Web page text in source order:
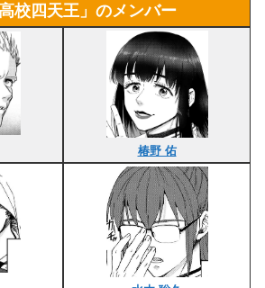
高校四天王」のメンバー
椿野 佑